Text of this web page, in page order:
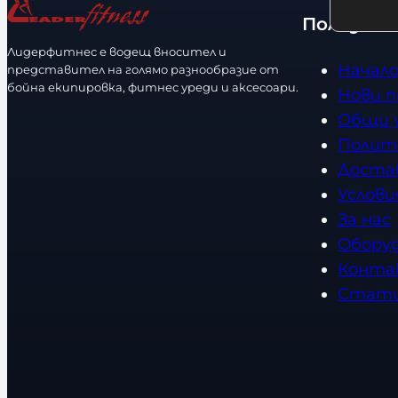
т
а
е
Лидерфитнес е водещ вносител и
представител на голямо разнообразие от
бойна екипировка, фитнес уреди и аксесоари.
Полезно
Начало
Нови
Общи
За нас